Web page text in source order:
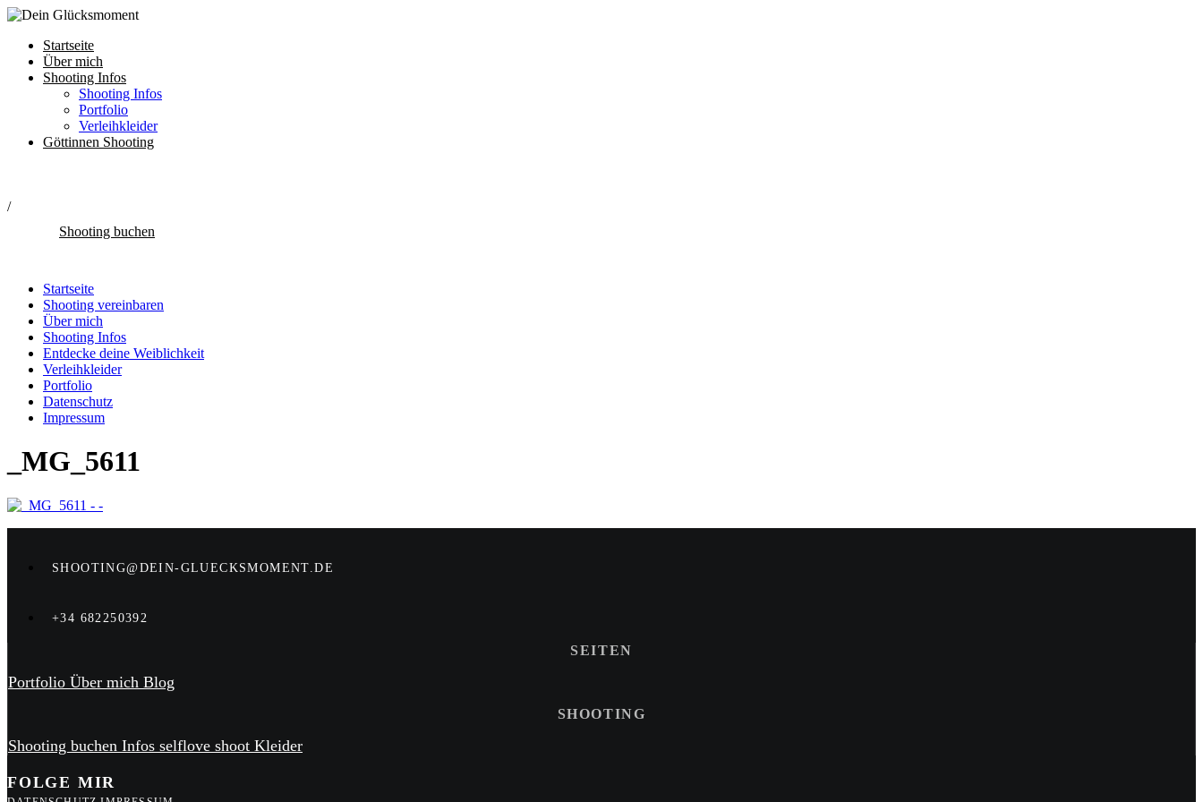
Startseite
Über mich
Shooting Infos
Shooting Infos
Portfolio
Verleihkleider
Göttinnen Shooting
/
Shooting buchen
Startseite
Shooting vereinbaren
Über mich
Shooting Infos
Entdecke deine Weiblichkeit
Verleihkleider
Portfolio
Datenschutz
Impressum
_MG_5611
SHOOTING@DEIN-GLUECKSMOMENT.DE
+34 682250392
SEITEN
Portfolio Über mich Blog
SHOOTING
Shooting buchen Infos selflove shoot Kleider
FOLGE MIR